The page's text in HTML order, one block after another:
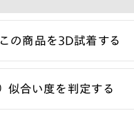
この商品を3D試着する
似合い度を判定する